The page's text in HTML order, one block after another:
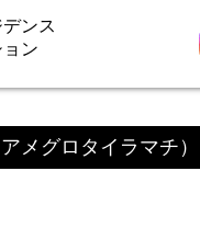
ンス
ン
メグロタイラマチ）